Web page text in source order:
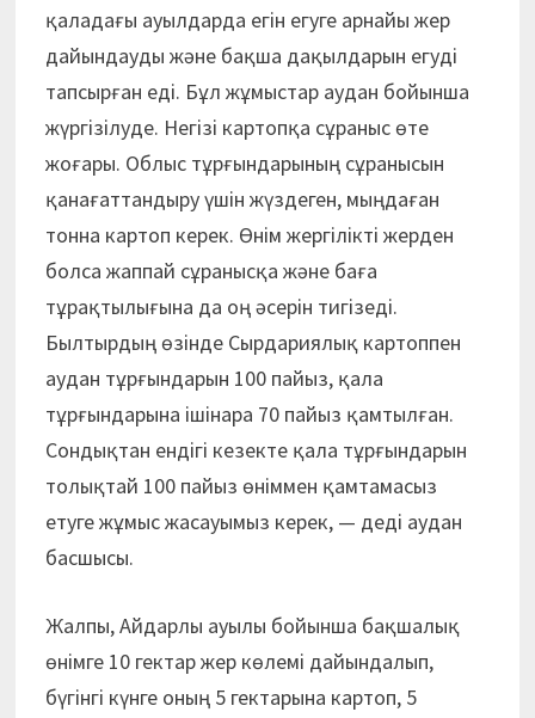
қаладағы ауылдарда егін егуге арнайы жер
дайындауды және бақша дақылдарын егуді
тапсырған еді. Бұл жұмыстар аудан бойынша
жүргізілуде. Негізі картопқа сұраныс өте
жоғары. Облыс тұрғындарының сұранысын
қанағаттандыру үшін жүздеген, мыңдаған
тонна картоп керек. Өнім жергілікті жерден
болса жаппай сұранысқа және баға
тұрақтылығына да оң әсерін тигізеді.
Былтырдың өзінде Сырдариялық картоппен
аудан тұрғындарын 100 пайыз, қала
тұрғындарына ішінара 70 пайыз қамтылған.
Сондықтан ендігі кезекте қала тұрғындарын
толықтай 100 пайыз өніммен қамтамасыз
етуге жұмыс жасауымыз керек, — деді аудан
басшысы.
Жалпы, Айдарлы ауылы бойынша бақшалық
өнімге 10 гектар жер көлемі дайындалып,
бүгінгі күнге оның 5 гектарына картоп, 5